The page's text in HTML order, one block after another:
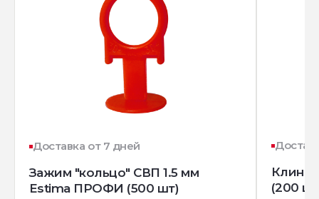
Доставка от 7 дней
Зажим "кольцо" СВП 1.5 мм
Estima ПРОФИ (500 шт)
Клин
(200